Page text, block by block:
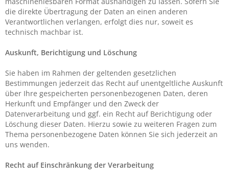
die direkte Übertragung der Daten an einen anderen
Verantwortlichen verlangen, erfolgt dies nur, soweit es
technisch machbar ist.
Auskunft, Berichtigung und Löschung
Sie haben im Rahmen der geltenden gesetzlichen
Bestimmungen jederzeit das Recht auf unentgeltliche Auskunft
über Ihre gespeicherten personenbezogenen Daten, deren
Herkunft und Empfänger und den Zweck der
Datenverarbeitung und ggf. ein Recht auf Berichtigung oder
Löschung dieser Daten. Hierzu sowie zu weiteren Fragen zum
Thema personenbezogene Daten können Sie sich jederzeit an
uns wenden.
Recht auf Einschränkung der Verarbeitung